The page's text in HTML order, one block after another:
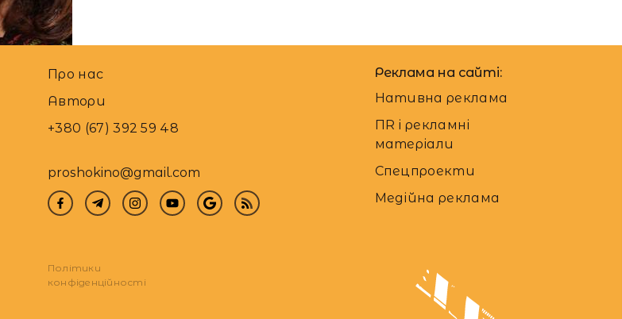
Про нас
Автори
+380 (67) 392 59 48
proshokino@gmail.com
Реклама на сайті:
Нативна реклама
ПR і рекламні
матеріали
Спецпроекти
Медійна реклама
Політики
конфіденційності